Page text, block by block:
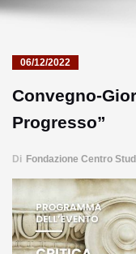
06/12/2022
Convegno-
Progresso”
Di Fondazione Centro